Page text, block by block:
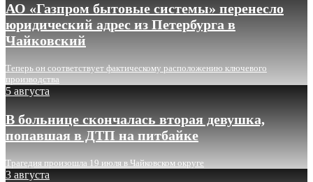
АО «Газпром бытовые системы» перенесло
юридический адрес из Петербурга в
Чайковский
Теперь он соответствует фактическому расположению ключевого
производства
5 августа
В больнице скончалась вторая девушка,
попавшая в ДТП на питбайке
Трагедия произошла 19 июля в Чайковском округе
3 августа